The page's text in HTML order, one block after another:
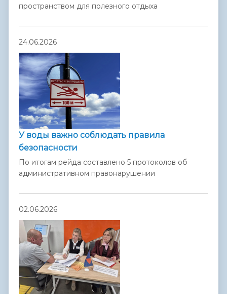
пространством для полезного отдыха
24.06.2026
У воды важно соблюдать правила
безопасности
По итогам рейда составлено 5 протоколов об
административном правонарушении
02.06.2026